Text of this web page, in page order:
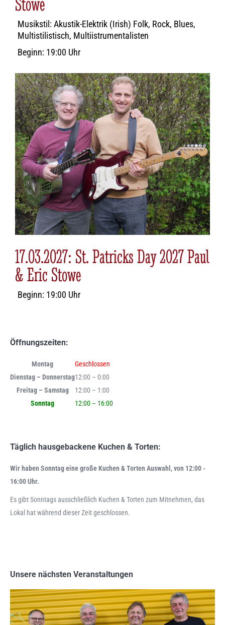
Musikstil: Akustik-Elektrik (Irish) Folk, Rock, Blues,
Multistilistisch, Multiistrumentalisten
Beginn: 19:00 Uhr
17.03.2027: St. Patricks Day 2027 Paul
& Eric Stowe
Beginn: 19:00 Uhr
Öffnungszeiten:
Montag
Geschlossen
Dienstag – Donnerstag12:00 – 0:00
Freitag – Samstag
12:00 – 1:00
Sonntag
12:00 – 16:00
Täglich hausgebackene Kuchen & Torten:
Wir haben Sonntag eine große Kuchen & Torten Auswahl, von 12:00 -
16:00 Uhr.
Es gibt Sonntags ausschließlich Kuchen & Torten zum Mitnehmen, das
Lokal hat während dieser Zeit geschlossen.
Unsere nächsten Veranstaltungen